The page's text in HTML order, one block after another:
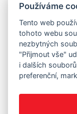
Používáme
Tento web
tohoto webu
nezbytných
"Přijmout vše"
i dalších
preferenční,